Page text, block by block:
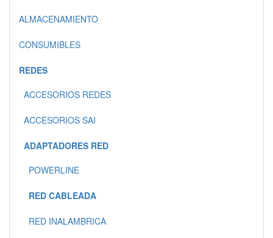
ALMACENAMIENTO
CONSUMIBLES
REDES
ACCESORIOS REDES
ACCESORIOS SAI
ADAPTADORES RED
POWERLINE
RED CABLEADA
RED INALAMBRICA